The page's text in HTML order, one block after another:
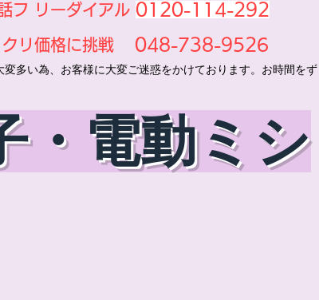
フ リーダイアル 0120-114-292
クリ価格に挑戦 048-738-9526
変多い為、お客様に大変ご迷惑をかけております。お時間を
・電動ミシ